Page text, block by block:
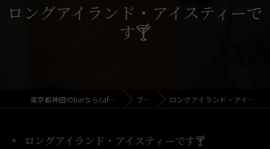
ロングアイランド・アイスティーで
す🍸️
東京都神田のbarならcafe&bar equinox ブログ ロングアイランド・アイスティーです🍸️
ロングアイランド・アイスティーです🍸️